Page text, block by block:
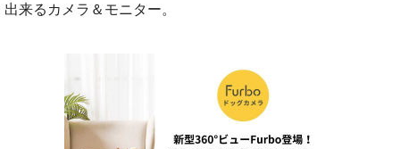
出来るカメラ＆モニター。